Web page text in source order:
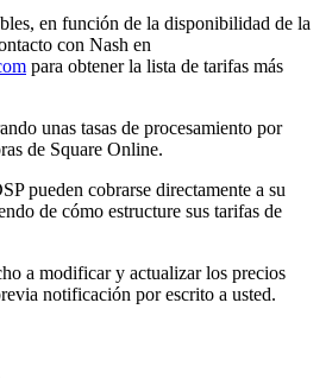
en función de la disponibilidad de la
con Nash en
para obtener la lista de tarifas más
unas tasas de procesamiento por
de Square Online.
pueden cobrarse directamente a su
de cómo estructure sus tarifas de
a modificar y actualizar los precios
notificación por escrito a usted.